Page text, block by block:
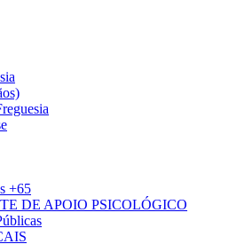
+65
DE APOIO PSICOLÓGICO